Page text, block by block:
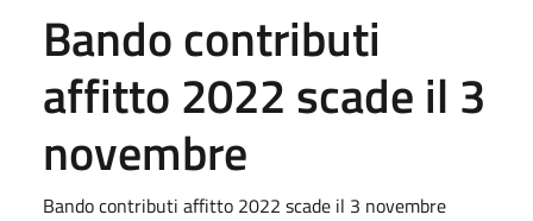
Bando contributi
affitto 2022 scade il 3
novembre
Bando contributi affitto 2022 scade il 3 novembre